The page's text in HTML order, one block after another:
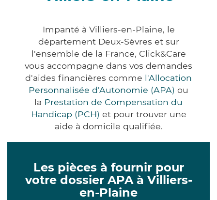
Impanté à Villiers-en-Plaine, le
département Deux-Sèvres et sur
l'ensemble de la France, Click&Care
vous accompagne dans vos demandes
d'aides financières comme l'Allocation
Personnalisée d'Autonomie (APA) ou
la Prestation de Compensation du
Handicap (PCH) et pour trouver une
aide à domicile qualifiée.
Les pièces à fournir pour
votre dossier APA à Villiers-
en-Plaine